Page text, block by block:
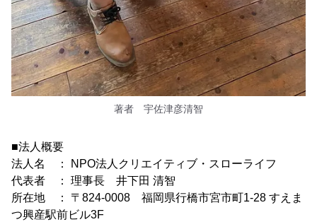
著者 宇佐津彦清智
■法人概要
法人名 ： NPO法人クリエイティブ・スローライフ
代表者 ： 理事長 井下田 清智
所在地 ： 〒824-0008 福岡県行橋市宮市町1-28 すえま
つ興産駅前ビル3F